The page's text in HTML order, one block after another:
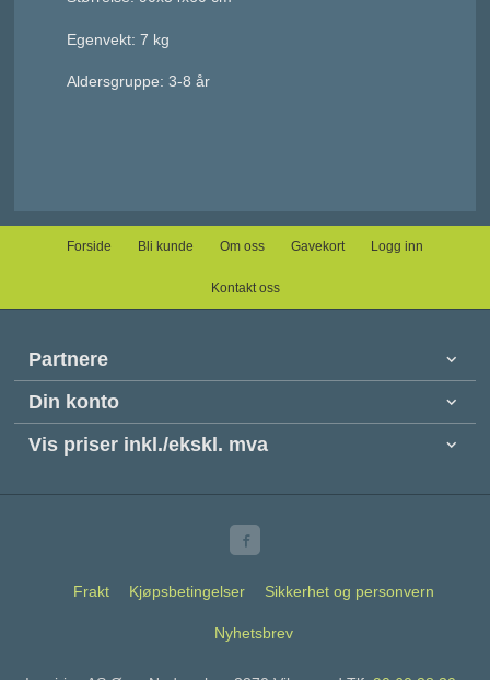
Egenvekt: 7 kg
Aldersgruppe: 3-8 år
Forside Bli kunde Om oss Gavekort Logg inn
Kontakt oss
Partnere
Din konto
Vis priser inkl./ekskl. mva
Frakt Kjøpsbetingelser Sikkerhet og personvern
Nyhetsbrev